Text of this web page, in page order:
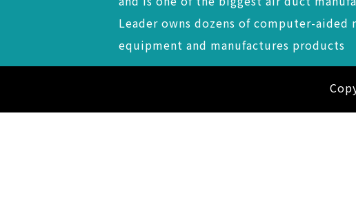
Leader owns dozens of computer-aided
equipment and manufactures products